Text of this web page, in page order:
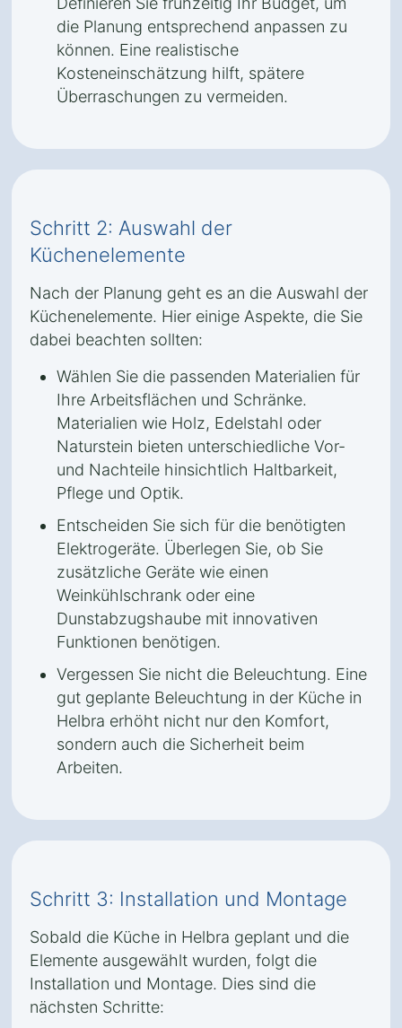
die Planung entsprechend anpassen zu
können. Eine realistische
Kosteneinschätzung hilft, spätere
Überraschungen zu vermeiden.
Schritt 2: Auswahl der
Küchenelemente
Nach der Planung geht es an die Auswahl der
Küchenelemente. Hier einige Aspekte, die Sie
dabei beachten sollten:
Wählen Sie die passenden Materialien für
Ihre Arbeitsflächen und Schränke.
Materialien wie Holz, Edelstahl oder
Naturstein bieten unterschiedliche Vor-
und Nachteile hinsichtlich Haltbarkeit,
Pflege und Optik.
Entscheiden Sie sich für die benötigten
Elektrogeräte. Überlegen Sie, ob Sie
zusätzliche Geräte wie einen
Weinkühlschrank oder eine
Dunstabzugshaube mit innovativen
Funktionen benötigen.
Vergessen Sie nicht die Beleuchtung. Eine
gut geplante Beleuchtung in der Küche in
Helbra erhöht nicht nur den Komfort,
sondern auch die Sicherheit beim
Arbeiten.
Schritt 3: Installation und Montage
Sobald die Küche in Helbra geplant und die
Elemente ausgewählt wurden, folgt die
Installation und Montage. Dies sind die
nächsten Schritte: